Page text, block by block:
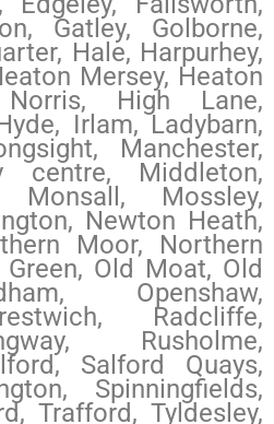
Gatley, Golborne,
Hale, Harpurhey,
Mersey, Heaton
High Lane,
Irlam, Ladybarn,
Manchester,
centre, Middleton,
Mossley,
Newton Heath,
Moor, Northern
Old Moat, Old
Openshaw,
Radcliffe,
Rusholme,
Salford Quays,
Spinningfields,
Trafford, Tyldesley,